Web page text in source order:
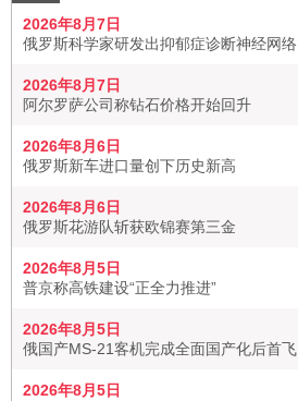
2026年8月7日
俄罗斯科学家研发出抑郁症诊断神经网络
2026年8月7日
阿尔罗萨公司称钻石价格开始回升
2026年8月6日
俄罗斯新车进口量创下历史新高
2026年8月6日
俄罗斯花游队斩获欧锦赛第三金
2026年8月5日
普京称高铁建设“正全力推进”
2026年8月5日
俄国产MS-21客机完成全面国产化后首飞
2026年8月5日